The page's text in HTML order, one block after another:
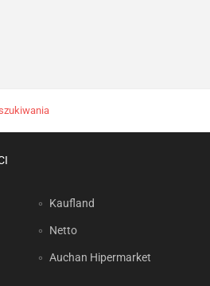
Kaufland
Netto
Auchan Hipermarket